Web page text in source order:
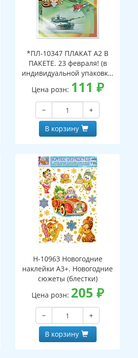
*ПЛ-10347 ПЛАКАТ А2 В
ПАКЕТЕ. 23 февраля! (в
индивидуальной упаковке,
с европодвесом и клеевым
клапаном)
Цена розн: 111 ₽
−
+
В корзину
Н-10963 Новогодние
наклейки А3+. Новогодние
сюжеты (блестки)
Цена розн: 205 ₽
−
+
В корзину